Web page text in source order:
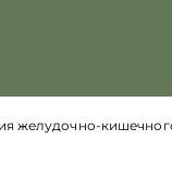
желудочно-